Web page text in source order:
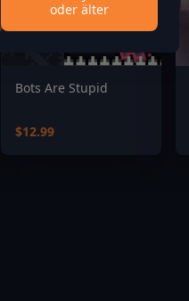
Bots Are Stupid
$12.99
oder älter